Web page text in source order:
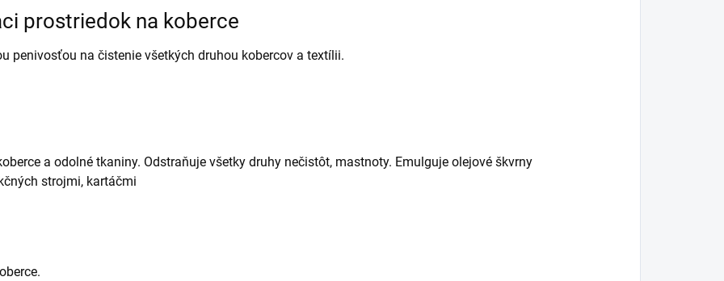
prostriedok na koberce
penivosťou na čistenie všetkých druhou kobercov a textílii.
a odolné tkaniny. Odstraňuje všetky druhy nečistôt, mastnoty. Emulguje olejové škvrny
strojmi, kartáčmi